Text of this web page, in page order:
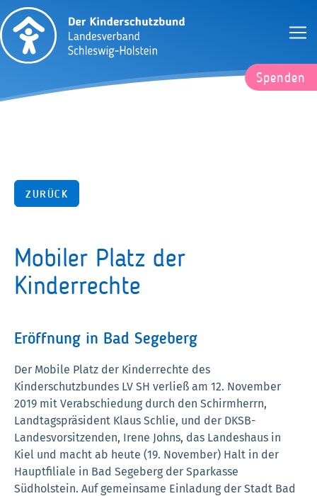
Spenden
ZURÜCK
Mobiler Platz der
Kinderrechte
Eröffnung in Bad Segeberg
Der Mobile Platz der Kinderrechte des
Kinderschutzbundes LV SH verließ am 12. November
2019 mit Verabschiedung durch den Schirmherrn,
Landtagspräsident Klaus Schlie, und der DKSB-
Landesvorsitzenden, Irene Johns, das Landeshaus in
Kiel und macht ab heute (19. November) Halt in der
Hauptfiliale in Bad Segeberg der Sparkasse
Südholstein. Auf gemeinsame Einladung der Stadt Bad